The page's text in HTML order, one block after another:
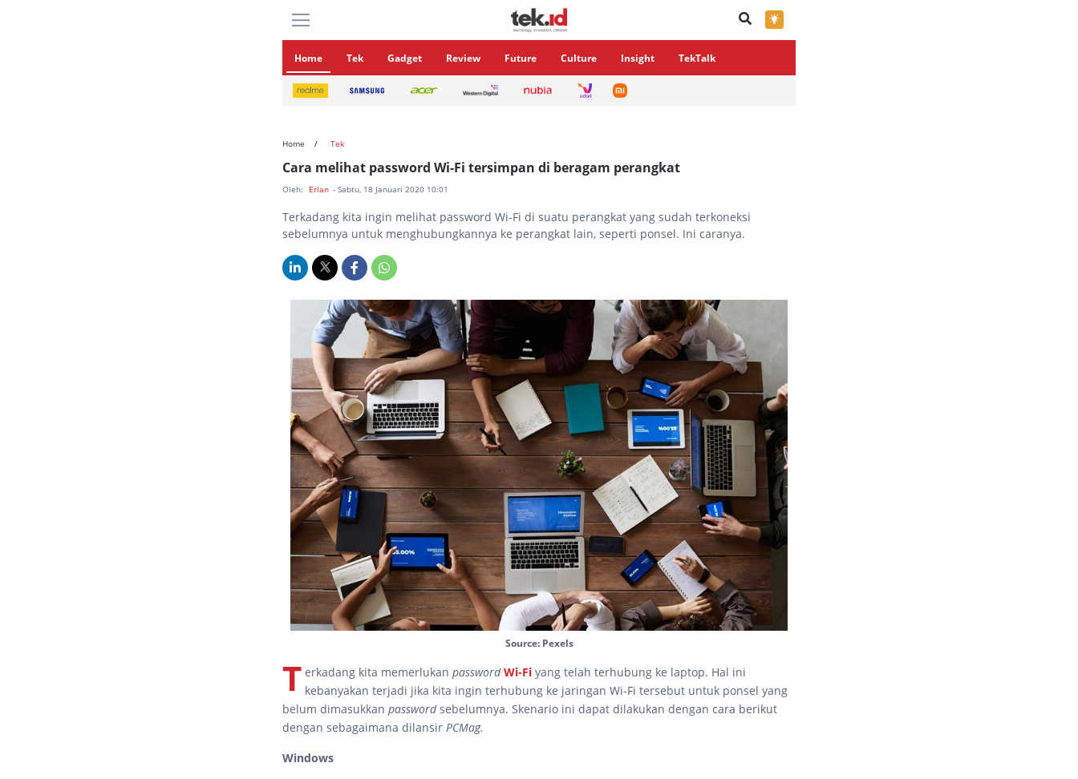
×
Home Tek Gadget Review Future Culture Insight TekTalk
Home Tek
Cara melihat password Wi-Fi tersimpan di beragam perangkat
Oleh: Erlan - Sabtu, 18 Januari 2020 10:01
Terkadang kita ingin melihat password Wi-Fi di suatu perangkat yang sudah terkoneksi
sebelumnya untuk menghubungkannya ke perangkat lain, seperti ponsel. Ini caranya.
Source: Pexels
T erkadang kita memerlukan passwordWi-Fi yang telah terhubung ke laptop. Hal ini
kebanyakan terjadi jika kita ingin terhubung ke jaringan Wi-Fi tersebut untuk ponsel yang
belum dimasukkan passwordsebelumnya. Skenario ini dapat dilakukan dengan cara berikut
dengan sebagaimana dilansir PCMag.
Windows